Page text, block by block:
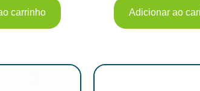
carrinho Adicionar ao